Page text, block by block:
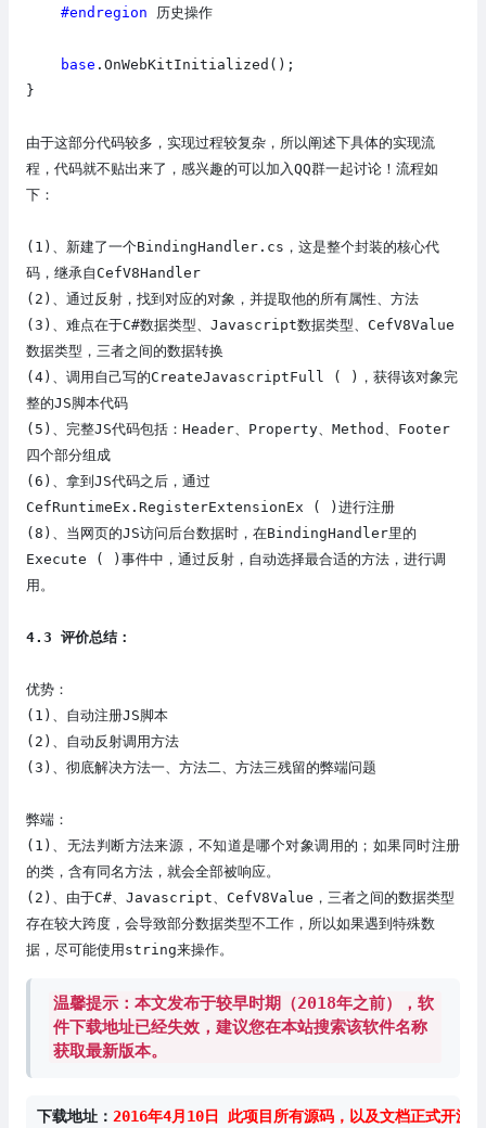
#endregion 历史操作
base .OnWebKitInitialized();
}
由于这部分代码较多，实现过程较复杂，所以阐述下具体的实现流
程，代码就不贴出来了，感兴趣的可以加入QQ群一起讨论！流程如
下：
(1) 、新建了一个BindingHandler.cs，这是整个封装的核心代
码，继承自CefV8Handler
(2) 、通过反射，找到对应的对象，并提取他的所有属性、方法
(3) 、难点在于C#数据类型、Javascript数据类型、CefV8Value
数据类型，三者之间的数据转换
(4) 、调用自己写的CreateJavascriptFull ( )，获得该对象完
整的JS脚本代码
(5) 、完整JS代码包括：Header、Property、Method、Footer
四个部分组成
(6) 、拿到JS代码之后，通过
CefRuntimeEx .RegisterExtensionEx ( )进行注册
(8) 、当网页的JS访问后台数据时， 在BindingHandler里的
Execute ( )事件中， 通过反射，自动选择最合适的方法，进行调
用。
4.3 评价总结：
优势：
(1) 、 自动注册JS脚本
(2) 、 自动反射调用方法
(3) 、彻底解决方法一、方法二、方法三残留的弊端问题
弊端：
(1) 、无法判断方法来源，不知道是哪个对象调用的；如果同时注册
的类，含有同名方法，就会全部被响应。
(2) 、由于C#、Javascript、CefV8Value，三者之间的数据类型
存在较大跨度，会导致部分数据类型不工作，所以如果遇到特殊数
据，尽可能使用string来操作。
温馨提示：本文发布于较早时期（2018年之前），软
件下载地址已经失效，建议您在本站搜索该软件名称
获取最新版本。
下载地址： 2016年4月10日 此项目所有源码，以及文档正式开源